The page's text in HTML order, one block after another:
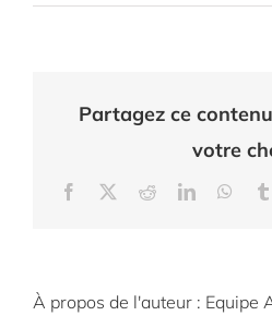
Partagez ce
votre
Facebook RedditLinkedIn
À propos de l'auteur : Equipe